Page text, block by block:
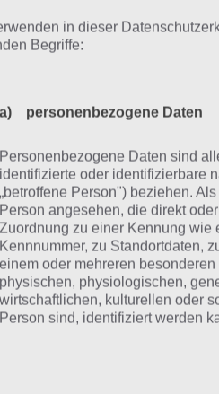
dir einige Fragen aus 94
der Joker. Mit einem Joker
wird der Bereich
teilweise auch wischen. So
es so einige sind, wischt man
gesucht wird. Gleiches
Meist muss man auf
Degrees Adventuresist für
in dieser
Begriffe:
a) personenbezogene Daten
Personenbezogene Daten sind
identifizierte oder identifizierbare
„betroffene Person") beziehen.
Person angesehen, die direkt
Zuordnung zu einer Kennung wie
Kennnummer, zu Standortdaten,
einem oder mehreren
physischen, physiologischen,
wirtschaftlichen, kulturellen oder
Person sind, identifiziert werden